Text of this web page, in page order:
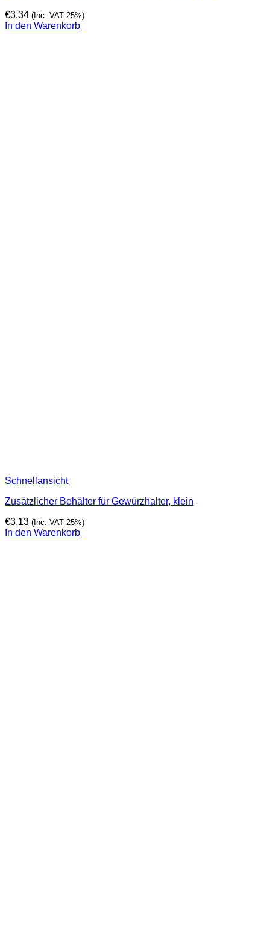
€3,34 (Inc. VAT 25%)
In den Warenkorb
Schnellansicht
Zusätzlicher Behälter für Gewürzhalter, klein
€3,13 (Inc. VAT 25%)
In den Warenkorb